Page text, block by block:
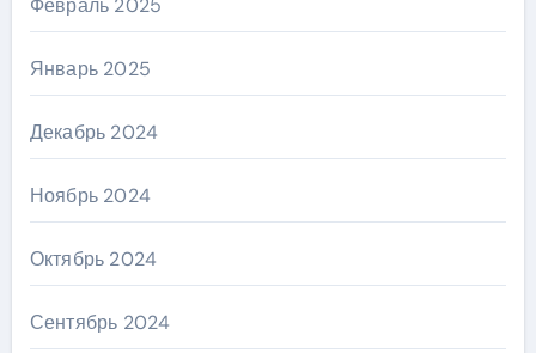
Январь 2025
Декабрь 2024
Ноябрь 2024
Октябрь 2024
Сентябрь 2024